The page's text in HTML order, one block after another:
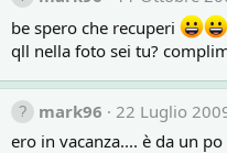
be spero che recuperi
qll nella foto sei tu?
mark96
22 Luglio
ero in vacanza.... è da un